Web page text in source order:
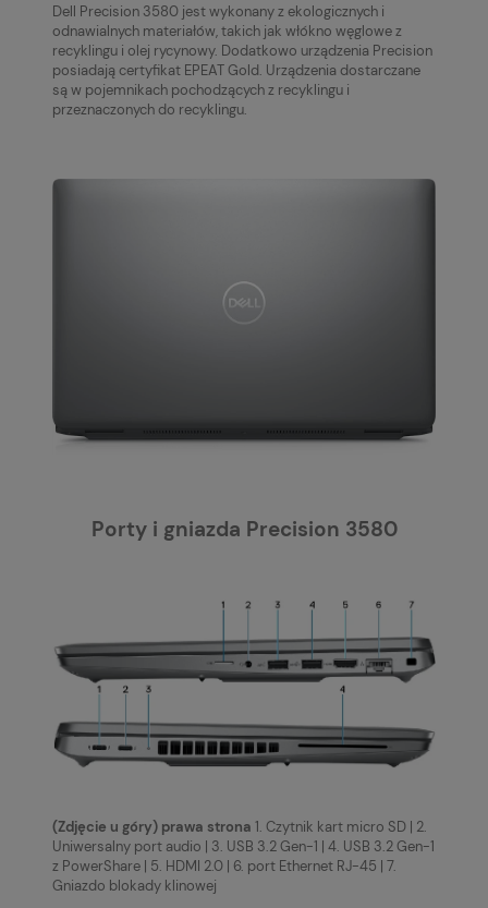
Dell Precision 3580 jest wykonany z ekologicznych i
odnawialnych materiałów, takich jak włókno węglowe z
recyklingu i olej rycynowy. Dodatkowo urządzenia Precision
posiadają certyfikat EPEAT Gold. Urządzenia dostarczane
są w pojemnikach pochodzących z recyklingu i
przeznaczonych do recyklingu.
Porty i gniazda Precision 3580
(Zdjęcie u góry) prawa strona 1. Czytnik kart micro SD | 2.
Uniwersalny port audio | 3. USB 3.2 Gen-1 | 4. USB 3.2 Gen-1
z PowerShare | 5. HDMI 2.0 | 6. port Ethernet RJ-45 | 7.
Gniazdo blokady klinowej